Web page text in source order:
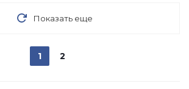
Показать еще
1 2